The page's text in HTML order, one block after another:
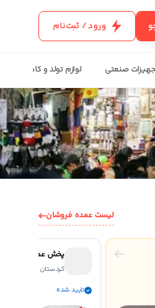
ورود / ثبت‌نام
صنعتی لوازم تولد و کادویی
لیست عمده فروشان
پخش عمده لباس
کردستان
تایید شده